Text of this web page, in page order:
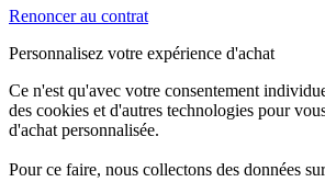
Renoncer au contrat
Personnalisez votre expérience d'achat
Ce n'est qu'avec votre consentement
des cookies et d'autres technologies pour
d'achat personnalisée.
Pour ce faire, nous collectons des données